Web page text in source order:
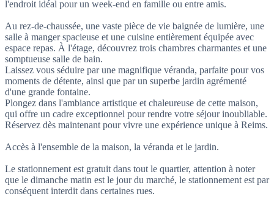
l'endroit idéal pour un week-end en famille ou entre amis.
Au rez-de-chaussée, une vaste pièce de vie baignée de lumière, une
salle à manger spacieuse et une cuisine entièrement équipée avec
espace repas. À l'étage, découvrez trois chambres charmantes et une
somptueuse salle de bain.
Laissez vous séduire par une magnifique véranda, parfaite pour vos
moments de détente, ainsi que par un superbe jardin agrémenté
d'une grande fontaine.
Plongez dans l'ambiance artistique et chaleureuse de cette maison,
qui offre un cadre exceptionnel pour rendre votre séjour inoubliable.
Réservez dès maintenant pour vivre une expérience unique à Reims.
Accès à l'ensemble de la maison, la véranda et le jardin.
Le stationnement est gratuit dans tout le quartier, attention à noter
que le dimanche matin est le jour du marché, le stationnement est par
conséquent interdit dans certaines rues.